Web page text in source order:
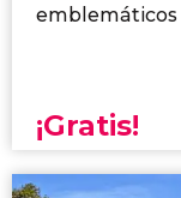
emblemáticos
¡Gratis!